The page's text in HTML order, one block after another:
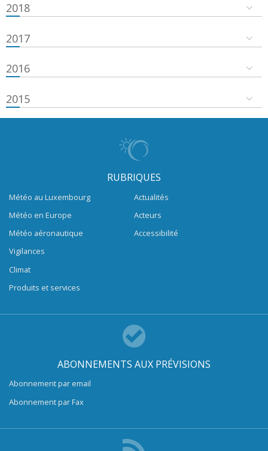
2018
2017
2016
2015
RUBRIQUES
Météo au Luxembourg
Météo en Europe
Météo aéronautique
Vigilances
Climat
Produits et services
Actualités
Acteurs
Accessibilité
ABONNEMENTS AUX PRÉVISIONS
Abonnement par email
Abonnement par Fax